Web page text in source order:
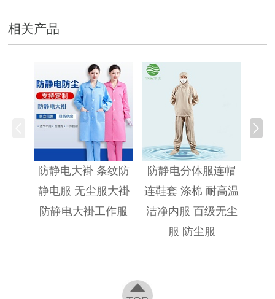
相关产品
防静电大褂 条纹防
静电服 无尘服大褂
防静电大褂工作服
防静电分体服连帽
连鞋套 涤棉 耐高温
洁净内服 百级无尘
服 防尘服
防